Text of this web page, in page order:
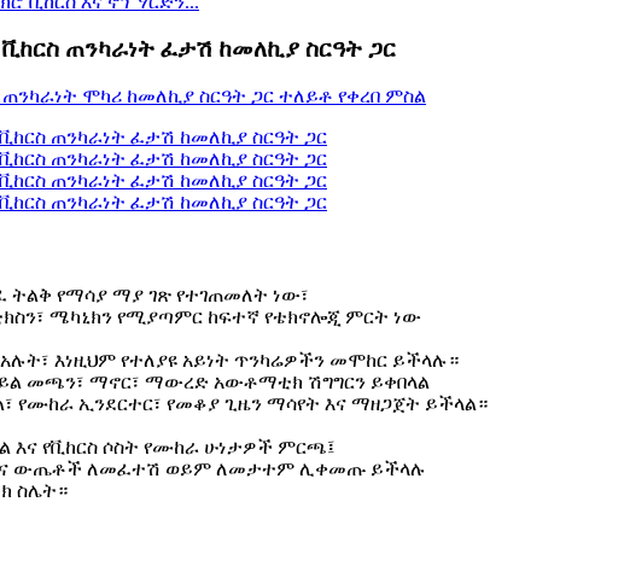
ቪከርስ ጠንካራነት ፈታሽ ከመለኪያ ስርዓት ጋር
ትልቅ የማሳያ ማያ ገጽ የተገጠመለት ነው፣
ሜካኒክን የሚያጣምር ከፍተኛ የቴክኖሎጂ ምርት ነው
እነዚህም የተለያዩ አይነት ጥንካሬዎችን መሞከር ይችላሉ።
መጫን፣ ማኖር፣ ማውረድ አውቶማቲክ ሽግግርን ይቀበላል
የሙከራ ኢንደርተር፣ የመቆያ ጊዜን ማሳየት እና ማዘጋጀት ይችላል።
እና የቪከርስ ሶስት የሙከራ ሁነታዎች ምርጫ፤
ውጤቶች ለመፈተሽ ወይም ለመታተም ሊቀመጡ ይችላሉ
ስሌት።